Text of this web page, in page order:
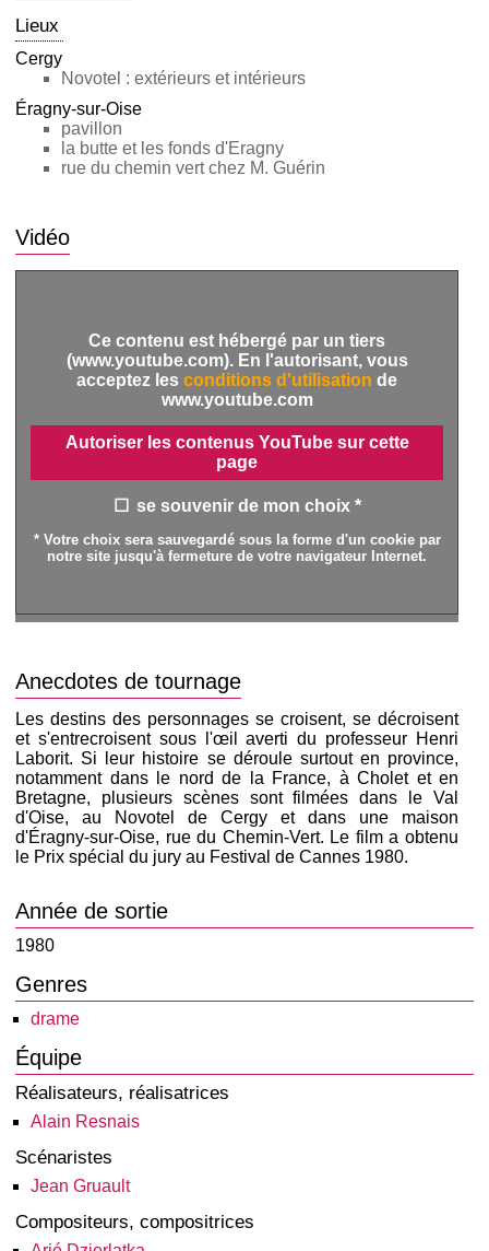
Lieux
Cergy
Novotel : extérieurs et intérieurs
Éragny-sur-Oise
pavillon
la butte et les fonds d'Eragny
rue du chemin vert chez M. Guérin
Vidéo
Ce contenu est hébergé par un tiers
(www.youtube.com). En l'autorisant, vous
acceptez les conditions d'utilisation de
www.youtube.com
Autoriser les contenus YouTube sur cette
page
se souvenir de mon choix *
* Votre choix sera sauvegardé sous la forme d'un cookie par
notre site jusqu'à fermeture de votre navigateur Internet.
Anecdotes de tournage
Les destins des personnages se croisent, se décroisent
et s'entrecroisent sous l'œil averti du professeur Henri
Laborit. Si leur histoire se déroule surtout en province,
notamment dans le nord de la France, à Cholet et en
Bretagne, plusieurs scènes sont filmées dans le Val
d'Oise, au Novotel de Cergy et dans une maison
d'Éragny-sur-Oise, rue du Chemin-Vert. Le film a obtenu
le Prix spécial du jury au Festival de Cannes 1980.
Année de sortie
1980
Genres
drame
Équipe
Réalisateurs, réalisatrices
Alain Resnais
Scénaristes
Jean Gruault
Compositeurs, compositrices